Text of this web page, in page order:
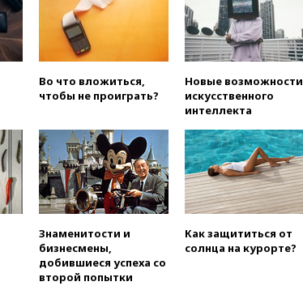
Роскачество нашло
кишечную палочку в бургерах
пяти популярных сетей
10:19
СКР рассматривает три
основные версии
10:18
В Приморье задержаны
подростки, планировавшие
теракт на объекте Росгвардии
09:59
The Spectator:
отсутствие ракет для Patriot у
Украины приведет к
поражению Киева
09:54
Во что вложиться,
чтобы не проиграть?
Новые возможности
искусственного
интеллекта
Знаменитости и
бизнесмены,
добившиеся успеха со
второй попытки
Как защититься от
солнца на курорте?